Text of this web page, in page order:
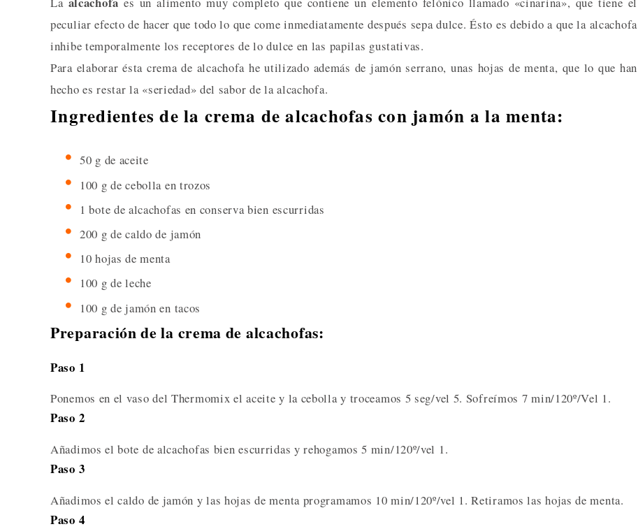
peculiar efecto de hacer que todo lo que come inmediatamente después sepa dulce. Ésto es debido a que la alcachofa
inhibe temporalmente los receptores de lo dulce en las papilas gustativas.
Para elaborar ésta crema de alcachofa he utilizado además de jamón serrano, unas hojas de menta, que lo que han
hecho es restar la «seriedad» del sabor de la alcachofa.
Ingredientes de la crema de alcachofas con jamón a la menta:
50 g de aceite
100 g de cebolla en trozos
1 bote de alcachofas en conserva bien escurridas
200 g de caldo de jamón
10 hojas de menta
100 g de leche
100 g de jamón en tacos
Preparación de la crema de alcachofas:
Paso 1
Ponemos en el vaso del Thermomix el aceite y la cebolla y troceamos 5 seg/vel 5. Sofreímos 7 min/120º/Vel 1.
Paso 2
Añadimos el bote de alcachofas bien escurridas y rehogamos 5 min/120º/vel 1.
Paso 3
Añadimos el caldo de jamón y las hojas de menta programamos 10 min/120º/vel 1. Retiramos las hojas de menta.
Paso 4